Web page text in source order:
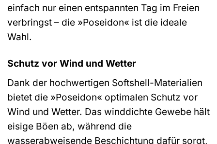
einfach nur einen entspannten Tag im Freien
verbringst – die »Poseidon« ist die ideale
Wahl.
Schutz vor Wind und Wetter
Dank der hochwertigen Softshell-Materialien
bietet die »Poseidon« optimalen Schutz vor
Wind und Wetter. Das winddichte Gewebe hält
eisige Böen ab, während die
wasserabweisende Beschichtung dafür sorgt,